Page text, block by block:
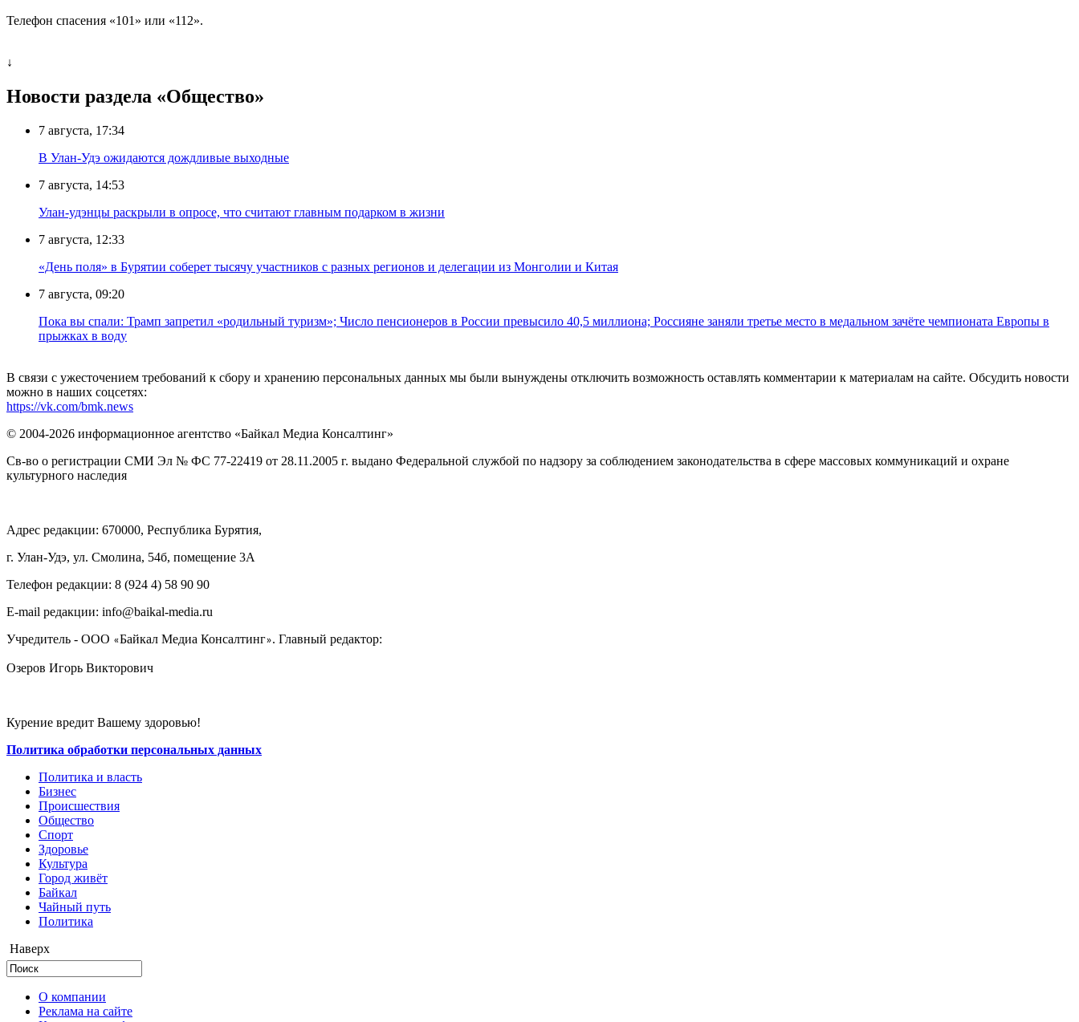
Телефон спасения «101» или «112».
↓
Новости раздела «Общество»
7 августа, 17:34
В Улан-Удэ ожидаются дождливые выходные
7 августа, 14:53
Улан-удэнцы раскрыли в опросе, что считают главным подарком в жизни
7 августа, 12:33
«День поля» в Бурятии соберет тысячу участников с разных регионов и делегации из Монголии и Китая
7 августа, 09:20
Пока вы спали: Трамп запретил «родильный туризм»; Число пенсионеров в России превысило 40,5 миллиона; Россияне заняли третье место в медальном зачёте чемпионата Европы в
прыжках в воду
В связи с ужесточением требований к сбору и хранению персональных данных мы были вынуждены отключить возможность оставлять комментарии к материалам на сайте. Обсудить новости
можно в наших соцсетях:
https://vk.com/bmk.news
© 2004-2026 информационное агентство «Байкал Медиа Консалтинг»
Св-во о регистрации СМИ Эл № ФС 77-22419 от 28.11.2005 г. выдано Федеральной службой по надзору за соблюдением законодательства в сфере массовых коммуникаций и охране
культурного наследия
Адрес редакции: 670000, Республика Бурятия,
г. Улан-Удэ, ул. Смолина, 54б, помещение 3А
Телефон редакции: ‎‎8 (924 4) 58 90 90
E-mail редакции: info@baikal-media.ru
Учредитель - ООО «Байкал Медиа Консалтинг». Главный редактор:
Озеров Игорь Викторович
Курение вредит Вашему здоровью!
Политика обработки персональных данных
Политика и власть
Бизнес
Происшествия
Общество
Cпорт
Здоровье
Культура
Город живёт
Байкал
Чайный путь
Политика
Наверх
О компании
Реклама на сайте